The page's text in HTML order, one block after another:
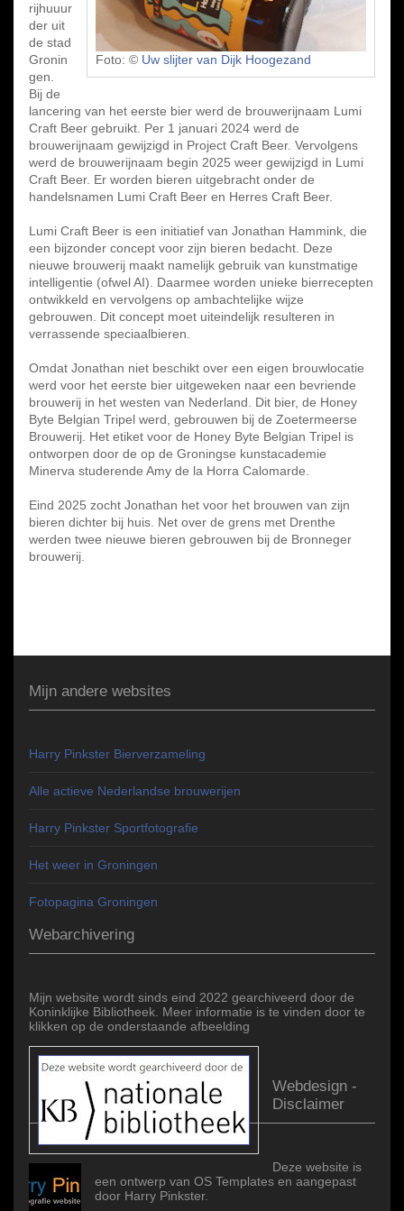
Foto: © Uw slijter van Dijk Hoogezand
rijhuuur
der uit
de stad
Gronin
gen.
Bij de
lancering van het eerste bier werd de brouwerijnaam Lumi
Craft Beer gebruikt. Per 1 januari 2024 werd de
brouwerijnaam gewijzigd in Project Craft Beer. Vervolgens
werd de brouwerijnaam begin 2025 weer gewijzigd in Lumi
Craft Beer. Er worden bieren uitgebracht onder de
handelsnamen Lumi Craft Beer en Herres Craft Beer.
Lumi Craft Beer is een initiatief van Jonathan Hammink, die
een bijzonder concept voor zijn bieren bedacht. Deze
nieuwe brouwerij maakt namelijk gebruik van kunstmatige
intelligentie (ofwel AI). Daarmee worden unieke bierrecepten
ontwikkeld en vervolgens op ambachtelijke wijze
gebrouwen. Dit concept moet uiteindelijk resulteren in
verrassende speciaalbieren.
Omdat Jonathan niet beschikt over een eigen brouwlocatie
werd voor het eerste bier uitgeweken naar een bevriende
brouwerij in het westen van Nederland. Dit bier, de Honey
Byte Belgian Tripel werd, gebrouwen bij de Zoetermeerse
Brouwerij. Het etiket voor de Honey Byte Belgian Tripel is
ontworpen door de op de Groningse kunstacademie
Minerva studerende Amy de la Horra Calomarde.
Eind 2025 zocht Jonathan het voor het brouwen van zijn
bieren dichter bij huis. Net over de grens met Drenthe
werden twee nieuwe bieren gebrouwen bij de Bronneger
brouwerij.
Mijn andere websites
Harry Pinkster Bierverzameling
Alle actieve Nederlandse brouwerijen
Harry Pinkster Sportfotografie
Het weer in Groningen
Fotopagina Groningen
Webarchivering
Mijn website wordt sinds eind 2022 gearchiveerd door de
Koninklijke Bibliotheek. Meer informatie is te vinden door te
klikken op de onderstaande afbeelding
Webdesign -
Disclaimer
Deze website is
een ontwerp van OS Templates en aangepast
door Harry Pinkster.